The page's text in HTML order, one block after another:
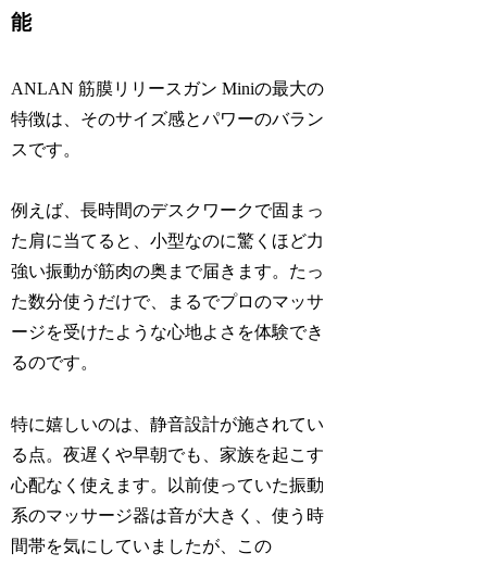
能
ANLAN 筋膜リリースガン Miniの最大の
特徴は、そのサイズ感とパワーのバラン
スです。
例えば、長時間のデスクワークで固まっ
た肩に当てると、小型なのに驚くほど力
強い振動が筋肉の奥まで届きます。たっ
た数分使うだけで、まるでプロのマッサ
ージを受けたような心地よさを体験でき
るのです。
特に嬉しいのは、静音設計が施されてい
る点。夜遅くや早朝でも、家族を起こす
心配なく使えます。以前使っていた振動
系のマッサージ器は音が大きく、使う時
間帯を気にしていましたが、この